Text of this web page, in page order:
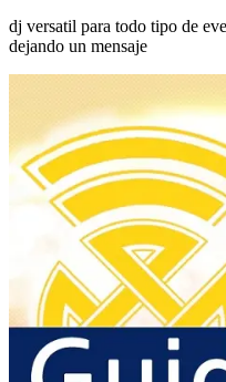
dj versatil para todo tipo de
dejando un mensaje